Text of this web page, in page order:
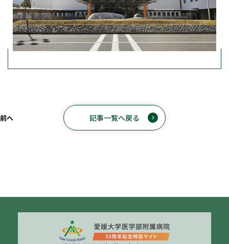
前へ 記事一覧へ戻る